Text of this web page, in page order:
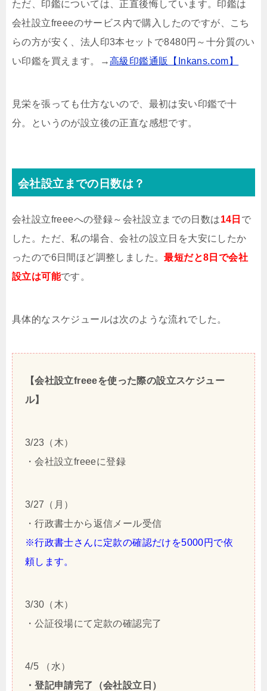
ただ、印鑑については、正直後悔しています。印鑑は
会社設立freeeのサービス内で購入したのですが、こち
らの方が安く、法人印3本セットで8480円～十分質のい
い印鑑を買えます。→高級印鑑通販【Inkans.com】
見栄を張っても仕方ないので、最初は安い印鑑で十
分。というのが設立後の正直な感想です。
会社設立までの日数は？
会社設立freeeへの登録～会社設立までの日数は14日 で
した。ただ、私の場合、会社の設立日を大安にしたか
ったので6日間ほど調整しました。最短だと8日で会社
設立は可能です。
具体的なスケジュールは次のような流れでした。
【会社設立freeeを使った際の設立スケジュー
ル】
3/23（木）
・会社設立freeeに登録
3/27（月）
・行政書士から返信メール受信
※行政書士さんに定款の確認だけを5000円で依
頼します。
3/30（木）
・公証役場にて定款の確認完了
4/5 （水）
・登記申請完了（会社設立日）